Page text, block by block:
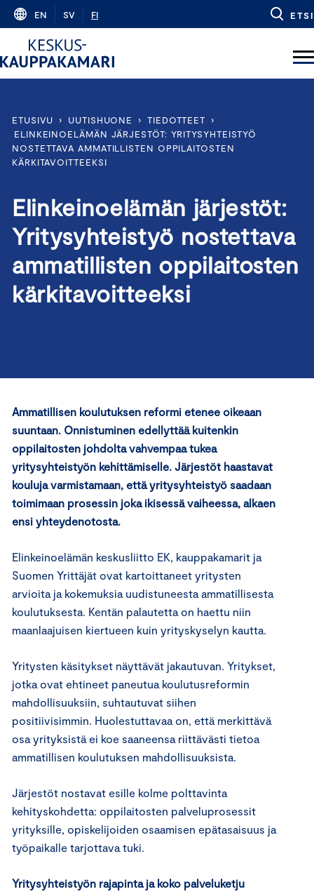
Skip
content
EN SV FI ETSI
ETUSIVU › UUTISHUONE › TIEDOTTEET
›
ELINKEINOELÄMÄN JÄRJESTÖT: YRITYSYHTEISTYÖ
NOSTETTAVA AMMATILLISTEN OPPILAITOSTEN
KÄRKITAVOITTEEKSI
Elinkeinoelämän järjestöt:
Yritysyhteistyö nostettava
ammatillisten oppilaitosten
kärkitavoitteeksi
Ammatillisen koulutuksen reformi etenee oikeaan
suuntaan. Onnistuminen edellyttää kuitenkin
oppilaitosten johdolta vahvempaa tukea
yritysyhteistyön kehittämiselle. Järjestöt haastavat
kouluja varmistamaan, että yritysyhteistyö saadaan
toimimaan prosessin joka ikisessä vaiheessa, alkaen
ensi yhteydenotosta.
Elinkeinoelämän keskusliitto EK, kauppakamarit ja
Suomen Yrittäjät ovat kartoittaneet yritysten
arvioita ja kokemuksia uudistuneesta ammatillisesta
koulutuksesta. Kentän palautetta on haettu niin
maanlaajuisen kiertueen kuin yrityskyselyn kautta.
Yritysten käsitykset näyttävät jakautuvan. Yritykset,
jotka ovat ehtineet paneutua koulutusreformin
mahdollisuuksiin, suhtautuvat siihen
positiivisimmin. Huolestuttavaa on, että merkittävä
osa yrityksistä ei koe saaneensa riittävästi tietoa
ammatillisen koulutuksen mahdollisuuksista.
Järjestöt nostavat esille kolme polttavinta
kehityskohdetta: oppilaitosten palveluprosessit
yrityksille, opiskelijoiden osaamisen epätasaisuus ja
työpaikalle tarjottava tuki.
Yritysyhteistyön rajapinta ja koko palveluketju